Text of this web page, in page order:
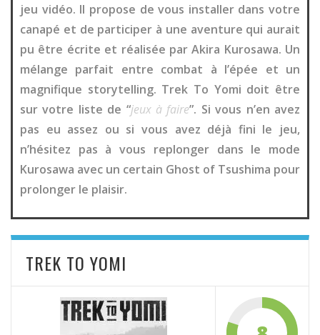
jeu vidéo. Il propose de vous installer dans votre
canapé et de participer à une aventure qui aurait
pu être écrite et réalisée par Akira Kurosawa. Un
mélange parfait entre combat à l’épée et un
magnifique storytelling. Trek To Yomi doit être
sur votre liste de “jeux à faire”. Si vous n’en avez
pas eu assez ou si vous avez déjà fini le jeu,
n’hésitez pas à vous replonger dans le mode
Kurosawa avec un certain Ghost of Tsushima pour
prolonger le plaisir.
TREK TO YOMI